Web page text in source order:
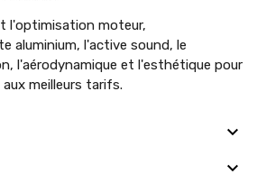
l'optimisation moteur,
aluminium, l'active sound, le
l'aérodynamique et l'esthétique pour
meilleurs tarifs.